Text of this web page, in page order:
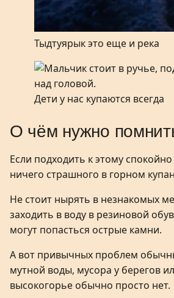
Тыдтуярык это еще и река
Дети у нас купаются всегда
О чём нужно
Если подходить к этому спокойно
ничего страшного в горном
Не стоит нырять в незнакомых
заходить в воду в резиновой
могут попасться острые камни.
А вот привычных проблем
мутной воды, мусора у берегов
высокогорье обычно просто нет.